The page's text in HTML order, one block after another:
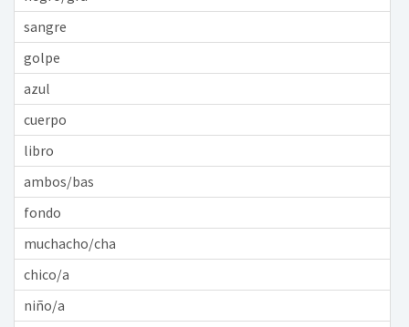
sangre
golpe
azul
cuerpo
libro
ambos/bas
fondo
muchacho/cha
chico/a
niño/a